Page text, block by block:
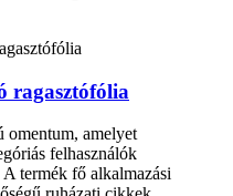
ragasztófólia
omentum, amelyet
felhasználók
termék fő alkalmazási